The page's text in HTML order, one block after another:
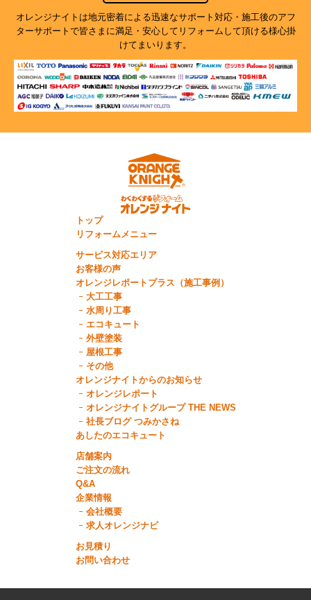
オレンジナイトは地元密着による迅速なサポート対応・施工後のアフ
ターサポートで皆さまに満足・安心してリフォームして頂ける様心掛
けてまいります。
トップ
リフォームメニュー
サービス対応エリア
お客様の声
オレンジレポートプラス（施工事例）
大工工事
水周り工事
エコキュート
外壁塗装
屋根工事
その他
オレンジナイトからのお知らせ
オレンジレポート
オレンジナイトグループ THE NEWS
社長ブログ つみかさね
あしたのエコキュート
店舗案内
ご注文の流れ
Q&A
企業情報
会社概要
求人オレンジナビ
お見積り
お問い合わせ